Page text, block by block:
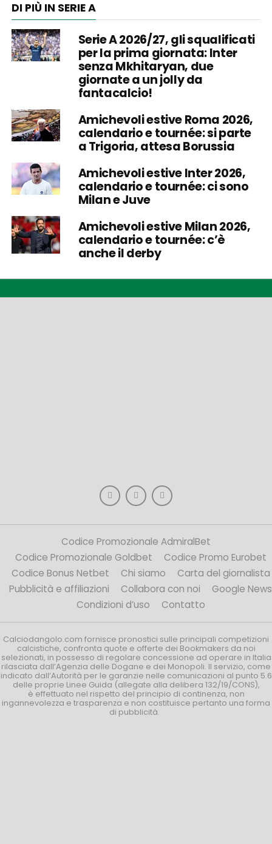
DI PIÙ IN SERIE A
Serie A 2026/27, gli squalificati
per la prima giornata: Inter
senza Mkhitaryan, due
giornate a un jolly da
fantacalcio!
Amichevoli estive Roma 2026,
calendario e tournée: si parte
a Trigoria, attesa Borussia
Amichevoli estive Inter 2026,
calendario e tournée: ci sono
Milan e Juve
Amichevoli estive Milan 2026,
calendario e tournée: c’è
anche il derby
Codice Promozionale AdmiralBet
Codice Promozionale Goldbet
Codice Promo Eurobet
Codice Bonus Netbet
Chi siamo
Carta del giornalista
Pubblicità e affiliazioni
Collabora con noi
Google News
Condizioni d’uso
Contatto
Calciodangolo.com fornisce pronostici sulle principali competizioni
calcistiche, confronta quote e offerte dei Bookmakers da noi
selezionati, in possesso di regolare concessione ad operare in Italia
rilasciata dall’Agenzia delle Dogane e dei Monopoli. Il servizio, come
indicato dall’Autorità per le garanzie nelle comunicazioni al punto 5.6
delle proprie Linee Guida (allegate alla delibera 132/19/CONS),
è effettuato nel rispetto del principio di continenza, non
ingannevolezza e trasparenza e non costituisce pertanto una forma
di pubblicità.